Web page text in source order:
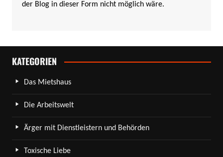
der Blog in dieser Form nicht möglich wäre.
KATEGORIEN
Das Mietshaus
Die Arbeitswelt
Ärger mit Dienstleistern und Behörden
Toxische Liebe